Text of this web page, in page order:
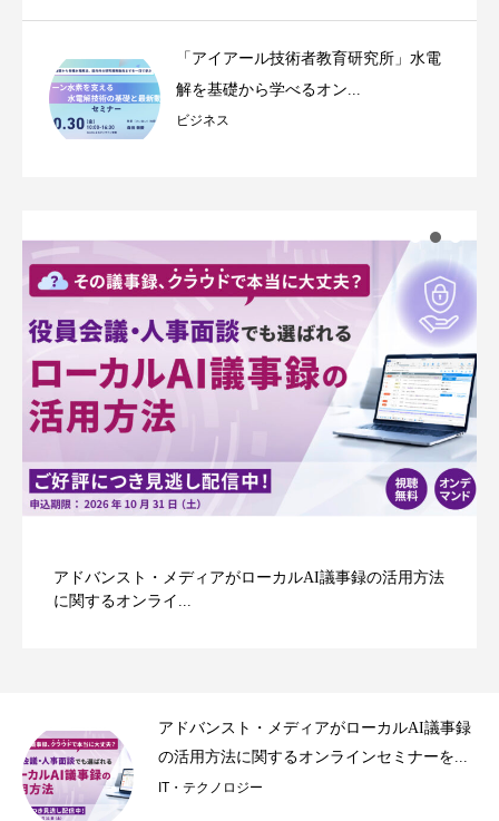
「アイアール技術者教育研究所」水電
解を基礎から学べるオン...
ビジネス
アドバンスト・メディアがローカルAI議事録の活用方法
に関するオンライ...
アドバンスト・メディアがローカルAI議事録
の活用方法に関するオンラインセミナーを...
IT・テクノロジー